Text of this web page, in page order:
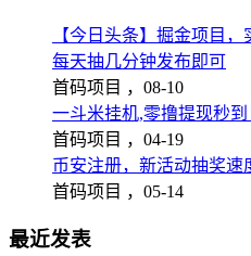
【今日头条】掘金项目
每天抽几分钟发布即可
首码项目 ， 08-10
一斗米挂机,零撸提现秒
首码项目 ， 04-19
币安注册，新活动抽奖速
首码项目 ， 05-14
最近发表